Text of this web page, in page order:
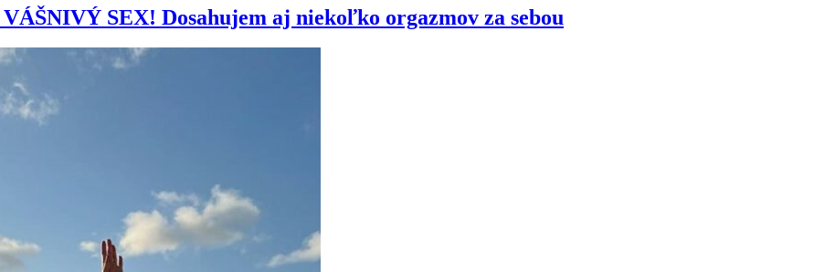
SEX! Dosahujem aj niekoľko orgazmov za sebou